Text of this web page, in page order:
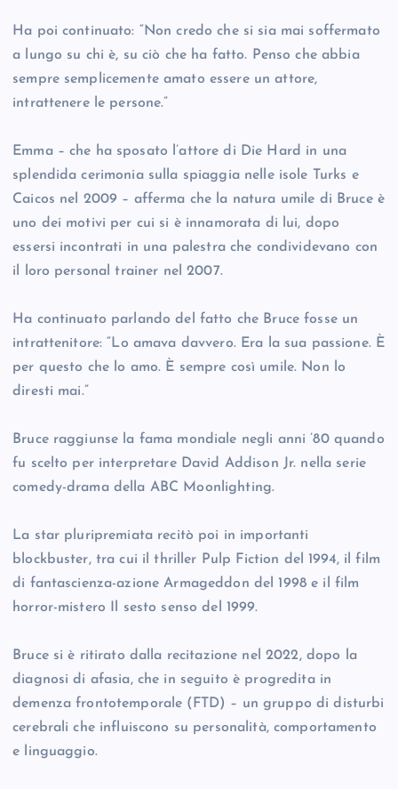
Ha poi continuato: “Non credo che si sia mai soffermato
a lungo su chi è, su ciò che ha fatto. Penso che abbia
sempre semplicemente amato essere un attore,
intrattenere le persone.”
Emma – che ha sposato l’attore di Die Hard in una
splendida cerimonia sulla spiaggia nelle isole Turks e
Caicos nel 2009 – afferma che la natura umile di Bruce è
uno dei motivi per cui si è innamorata di lui, dopo
essersi incontrati in una palestra che condividevano con
il loro personal trainer nel 2007.
Ha continuato parlando del fatto che Bruce fosse un
intrattenitore: “Lo amava davvero. Era la sua passione. È
per questo che lo amo. È sempre così umile. Non lo
diresti mai.”
Bruce raggiunse la fama mondiale negli anni ’80 quando
fu scelto per interpretare David Addison Jr. nella serie
comedy-drama della ABC Moonlighting.
La star pluripremiata recitò poi in importanti
blockbuster, tra cui il thriller Pulp Fiction del 1994, il film
di fantascienza-azione Armageddon del 1998 e il film
horror-mistero Il sesto senso del 1999.
Bruce si è ritirato dalla recitazione nel 2022, dopo la
diagnosi di afasia, che in seguito è progredita in
demenza frontotemporale (FTD) – un gruppo di disturbi
cerebrali che influiscono su personalità, comportamento
e linguaggio.